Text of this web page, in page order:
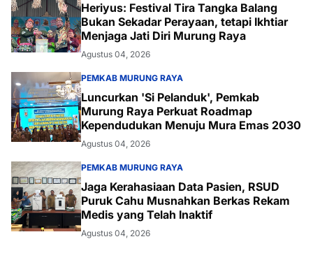
Heriyus: Festival Tira Tangka Balang
Bukan Sekadar Perayaan, tetapi Ikhtiar
Menjaga Jati Diri Murung Raya
Agustus 04, 2026
PEMKAB MURUNG RAYA
Luncurkan 'Si Pelanduk', Pemkab
Murung Raya Perkuat Roadmap
Kependudukan Menuju Mura Emas 2030
Agustus 04, 2026
PEMKAB MURUNG RAYA
Jaga Kerahasiaan Data Pasien, RSUD
Puruk Cahu Musnahkan Berkas Rekam
Medis yang Telah Inaktif
Agustus 04, 2026